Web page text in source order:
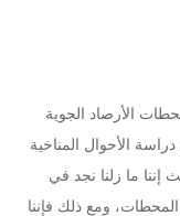
الأرصاد الجوية
الأحوال المناخية
إننا ما زلنا نجد في
ومع ذلك فإننا